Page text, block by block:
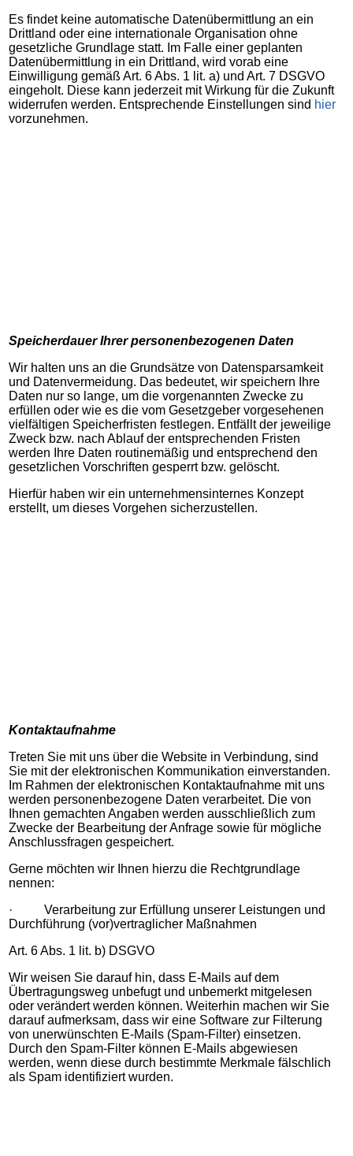
Es findet keine automatische Datenübermittlung an ein
Drittland oder eine internationale Organisation ohne
gesetzliche Grundlage statt. Im Falle einer geplanten
Datenübermittlung in ein Drittland, wird vorab eine
Einwilligung gemäß Art. 6 Abs. 1 lit. a) und Art. 7 DSGVO
eingeholt. Diese kann jederzeit mit Wirkung für die Zukunft
widerrufen werden. Entsprechende Einstellungen sind hier
vorzunehmen.
Speicherdauer Ihrer personenbezogenen Daten
Wir halten uns an die Grundsätze von Datensparsamkeit
und Datenvermeidung. Das bedeutet, wir speichern Ihre
Daten nur so lange, um die vorgenannten Zwecke zu
erfüllen oder wie es die vom Gesetzgeber vorgesehenen
vielfältigen Speicherfristen festlegen. Entfällt der jeweilige
Zweck bzw. nach Ablauf der entsprechenden Fristen
werden Ihre Daten routinemäßig und entsprechend den
gesetzlichen Vorschriften gesperrt bzw. gelöscht.
Hierfür haben wir ein unternehmensinternes Konzept
erstellt, um dieses Vorgehen sicherzustellen.
Kontaktaufnahme
Treten Sie mit uns über die Website in Verbindung, sind
Sie mit der elektronischen Kommunikation einverstanden.
Im Rahmen der elektronischen Kontaktaufnahme mit uns
werden personenbezogene Daten verarbeitet. Die von
Ihnen gemachten Angaben werden ausschließlich zum
Zwecke der Bearbeitung der Anfrage sowie für mögliche
Anschlussfragen gespeichert.
Gerne möchten wir Ihnen hierzu die Rechtgrundlage
nennen:
· Verarbeitung zur Erfüllung unserer Leistungen und
Durchführung (vor)vertraglicher Maßnahmen
Art. 6 Abs. 1 lit. b) DSGVO
Wir weisen Sie darauf hin, dass E-Mails auf dem
Übertragungsweg unbefugt und unbemerkt mitgelesen
oder verändert werden können. Weiterhin machen wir Sie
darauf aufmerksam, dass wir eine Software zur Filterung
von unerwünschten E-Mails (Spam-Filter) einsetzen.
Durch den Spam-Filter können E-Mails abgewiesen
werden, wenn diese durch bestimmte Merkmale fälschlich
als Spam identifiziert wurden.